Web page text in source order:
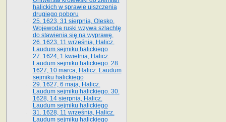
halickich w sprawie uiszczenia
drugiego poboru
25. 1623, 31 sierpnia, Olesko.
Wojewoda ruski wzywa szlachtę
do stawienia się na wyprawę.
26. 1623, 11 września, Halicz.
Laudum sejmiku halickiego
27. 1624, 1 kwietnia, Halicz.
Laudum sejmiku halickiego. 28.
1627, 10 marca, Halicz. Laudum
sejmiku halickiego
29. 1627, 6 maja, Halicz.
Laudum sejmiku halickiego. 30.
1628, 14 sierpnia, Halicz.
Laudum sejmiku halickiego
31. 1628, 11 września, Halicz.
Laudum sejmiku halickiego